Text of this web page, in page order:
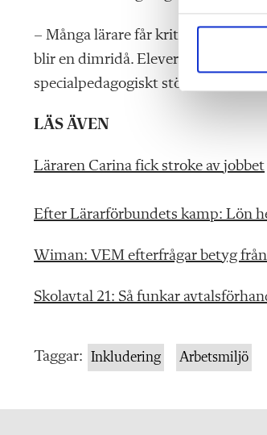
s
– Många lärare får kritik för att de
blir en dimridå. Eleverna skulle
specialpedagogiskt stöd, säger Tilde
LÄS ÄVEN
Läraren Carina fick stroke av jobbet
Efter Lärarförbundets kamp: Lön
Wiman: VEM efterfrågar betyg
Skolavtal 21: Så funkar
Taggar: Inkludering Arbetsmiljö